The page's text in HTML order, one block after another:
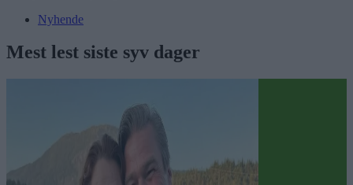
Nyhende
Mest lest siste syv dager